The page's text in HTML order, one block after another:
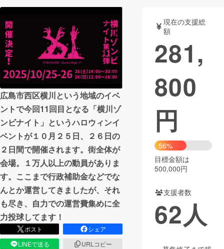
音楽
テクノロジー・ガジェット ゲーム・サ
映像・映画
ビジネス・起業
まちづくり・地域活性化
CAMPFIRE for Social Good
CAMPFIRE Creation
CAMPFIREふるさと納税machi-ya コミュニティ
広島市西区横川という地域のイベ
ントで今回11回目となる「横川ゾ
ンビナイト」というハロウィンイ
ベントが１０月２５日、２６日の
２日間で開催されます。街全体が
会場。１万人以上の動員がありま
す。ここまで行政補助金などでな
んとか運営してきましたが、それ
も尽き、自力での運営費集めに全
力投球してます！
ポスト
シェア
LINEで送る
URLコピー
現在の支援総
額
281,
800
円
56%
目標金額は
500,000円
支援者数
62人